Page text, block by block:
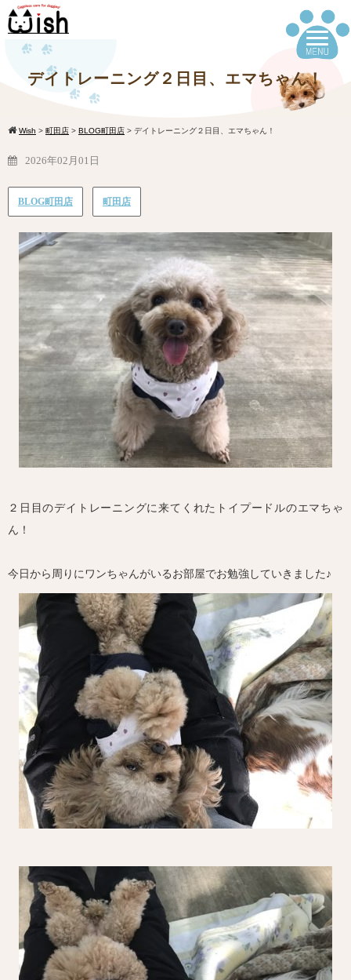
デイトレーニング２日目、エマちゃん！
Wish > 町田店 > BLOG町田店 > デイトレーニング２日目、エマちゃん！
2026年02月01日
BLOG町田店 町田店
２日目のデイトレーニングに来てくれたトイプードルのエマちゃ
ん！
今日から周りにワンちゃんがいるお部屋でお勉強していきました♪